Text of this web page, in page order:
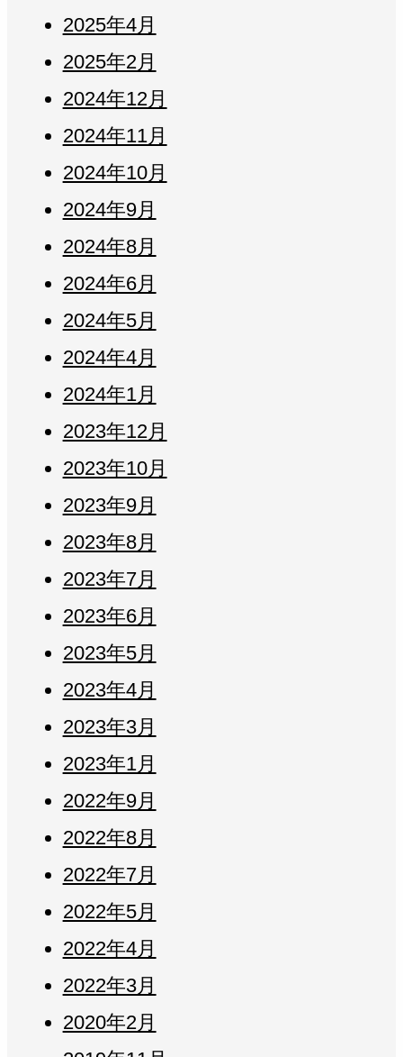
2025年4月
2025年2月
2024年12月
2024年11月
2024年10月
2024年9月
2024年8月
2024年6月
2024年5月
2024年4月
2024年1月
2023年12月
2023年10月
2023年9月
2023年8月
2023年7月
2023年6月
2023年5月
2023年4月
2023年3月
2023年1月
2022年9月
2022年8月
2022年7月
2022年5月
2022年4月
2022年3月
2020年2月